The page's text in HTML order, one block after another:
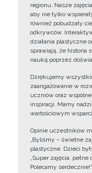
regionu. Nasze
aby nie tylko
również pobudzały
odkrywców.
działania plastyczne
sprawiają, że historia
nauką poprzez
Dziękujemy
zaangażowanie w
uczniów oraz
inspiracji. Mamy
wartościowym
Opinie uczestników
„Byliśmy – świetne
plastyczne. Dzieci
„Super zajęcia,
Polecamy serdecznie!”